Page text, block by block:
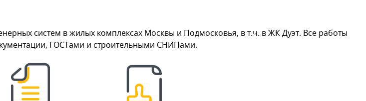
систем в жилых комплексах Москвы и Подмосковья, в т.ч. в ЖК Дуэт. Все работы
ГОСТами и строительными СНИПами.